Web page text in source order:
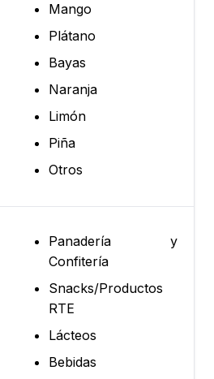
Mango
Plátano
Bayas
Naranja
Limón
Piña
Otros
Panadería y
Confitería
Snacks/Productos
RTE
Lácteos
Bebidas